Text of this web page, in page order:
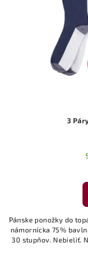
3
Pánske ponožky do
námornícka 75%
30 stupňov. Nebieliť.